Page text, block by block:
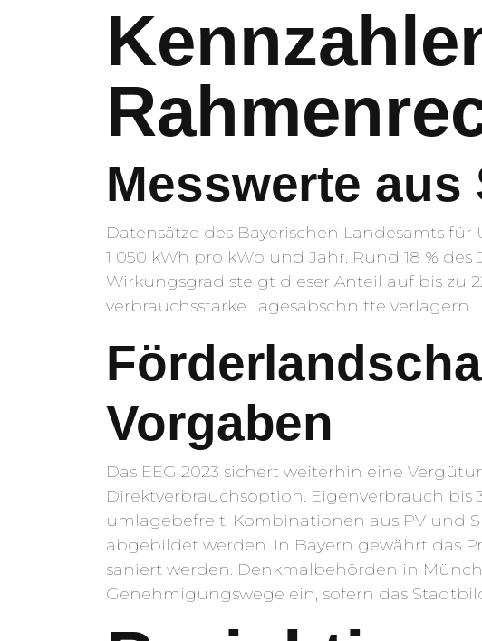
Messwerte aus
Datensätze des Bayerischen Landesamts
1 050 kWh pro kWp und Jahr. Rund 18 %
Wirkungsgrad steigt dieser Anteil auf bis zu
verbrauchsstarke Tagesabschnitte verlagern.
Vorgaben
Das EEG 2023 sichert weiterhin eine
Direktverbrauchsoption. Eigenverbrauch
umlagebefreit. Kombinationen aus PV und
abgebildet werden. In Bayern gewährt das
saniert werden. Denkmalbehörden in
Genehmigungswege ein, sofern das